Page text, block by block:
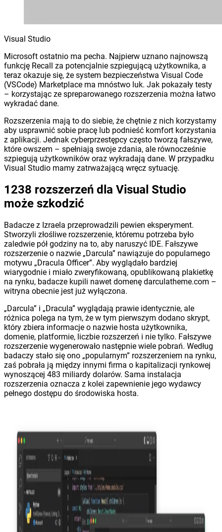
Visual Studio
Microsoft ostatnio ma pecha. Najpierw uznano najnowszą
funkcję Recall za potencjalnie szpiegującą użytkownika, a
teraz okazuje się, że system bezpieczeństwa Visual Code
(VSCode) Marketplace ma mnóstwo luk. Jak pokazały testy
– korzystając ze spreparowanego rozszerzenia można łatwo
wykradać dane.
Rozszerzenia mają to do siebie, że chętnie z nich korzystamy
aby usprawnić sobie pracę lub podnieść komfort korzystania
z aplikacji. Jednak cyberprzestępcy często tworzą fałszywe,
które owszem – spełniają swoje zdania, ale równocześnie
szpiegują użytkowników oraz wykradają dane. W przypadku
Visual Studio mamy zatrważającą wręcz sytuację.
1238 rozszerzeń dla Visual Studio
może szkodzić
Badacze z Izraela przeprowadzili pewien eksperyment.
Stworzyli złośliwe rozszerzenie, któremu potrzeba było
zaledwie pół godziny na to, aby naruszyć IDE. Fałszywe
rozszerzenie o nazwie „Darcula” nawiązuje do popularnego
motywu „Dracula Officer”. Aby wyglądało bardziej
wiarygodnie i miało zweryfikowaną, opublikowaną plakietkę
na rynku, badacze kupili nawet domenę darculatheme.com –
witryna obecnie jest już wyłączona.
„Darcula” i „Dracula” wyglądają prawie identycznie, ale
różnica polega na tym, że w tym pierwszym dodano skrypt,
który zbiera informacje o nazwie hosta użytkownika,
domenie, platformie, liczbie rozszerzeń i nie tylko. Fałszywe
rozszerzenie wygenerowało następnie wiele pobrań. Według
badaczy stało się ono „popularnym” rozszerzeniem na rynku,
zaś pobrała ją między innymi firma o kapitalizacji rynkowej
wynoszącej 483 miliardy dolarów. Sama instalacja
rozszerzenia oznacza z kolei zapewnienie jego wydawcy
pełnego dostępu do środowiska hosta.